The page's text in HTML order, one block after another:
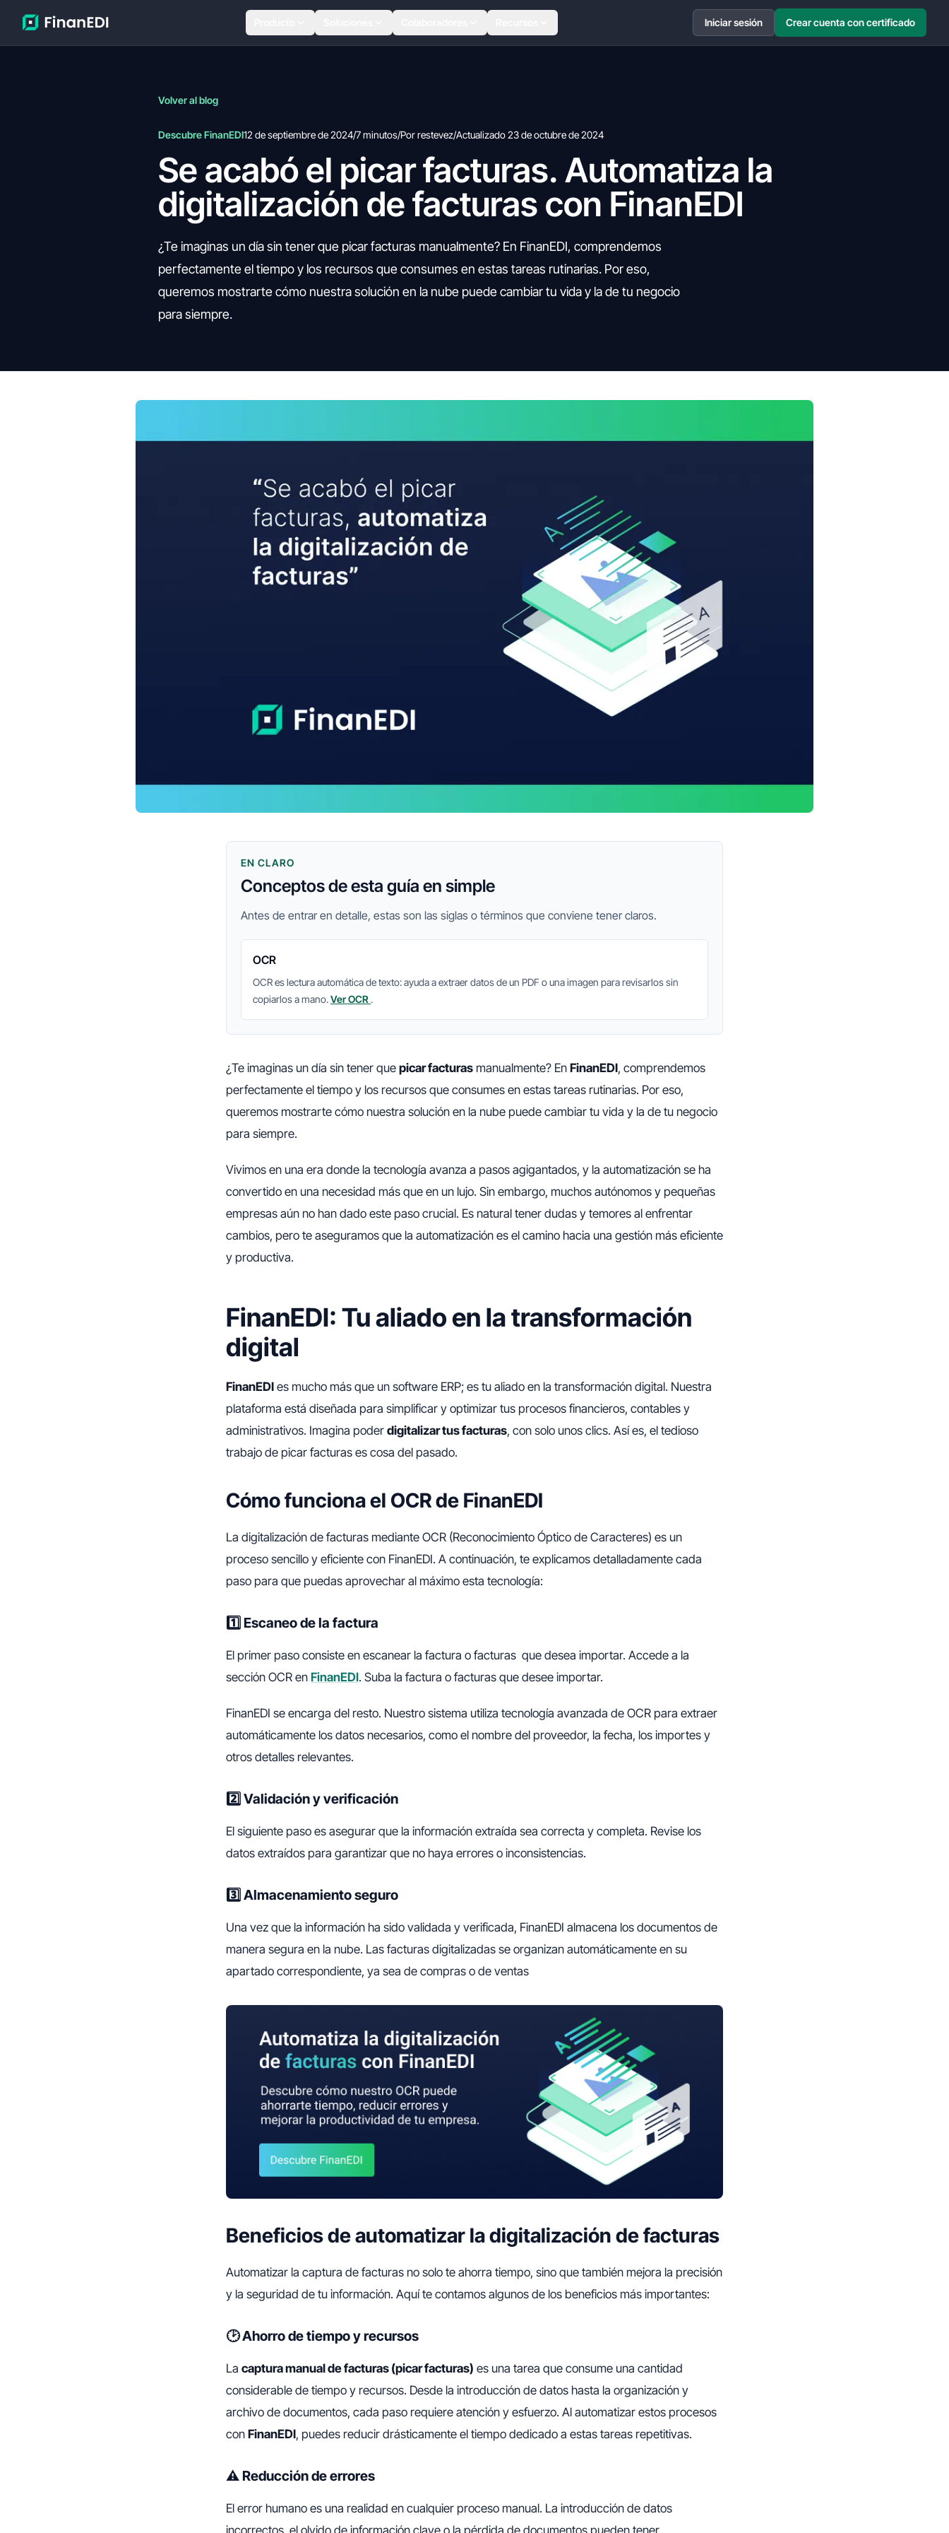
Iniciar sesión Crear cuenta con certificado
Volver al blog
Descubre FinanEDI12 de septiembre de 2024/7 minutos/Por restevez/Actualizado 23 de octubre de 2024
Se acabó el picar facturas. Automatiza la
digitalización de facturas con FinanEDI
¿Te imaginas un día sin tener que picar facturas manualmente? En FinanEDI, comprendemos
perfectamente el tiempo y los recursos que consumes en estas tareas rutinarias. Por eso,
queremos mostrarte cómo nuestra solución en la nube puede cambiar tu vida y la de tu negocio
para siempre.
EN CLARO
Conceptos de esta guía en simple
Antes de entrar en detalle, estas son las siglas o términos que conviene tener claros.
OCR
OCR es lectura automática de texto: ayuda a extraer datos de un PDF o una imagen para revisarlos sin
copiarlos a mano.Ver OCR .
¿Te imaginas un día sin tener que picar facturas manualmente? En FinanEDI, comprendemos
perfectamente el tiempo y los recursos que consumes en estas tareas rutinarias. Por eso,
queremos mostrarte cómo nuestra solución en la nube puede cambiar tu vida y la de tu negocio
para siempre.
Vivimos en una era donde la tecnología avanza a pasos agigantados, y la automatización se ha
convertido en una necesidad más que en un lujo. Sin embargo, muchos autónomos y pequeñas
empresas aún no han dado este paso crucial. Es natural tener dudas y temores al enfrentar
cambios, pero te aseguramos que la automatización es el camino hacia una gestión más eficiente
y productiva.
FinanEDI: Tu aliado en la transformación
digital
FinanEDI es mucho más que un software ERP; es tu aliado en la transformación digital. Nuestra
plataforma está diseñada para simplificar y optimizar tus procesos financieros, contables y
administrativos. Imagina poder digitalizar tus facturas, con solo unos clics. Así es, el tedioso
trabajo de picar facturas es cosa del pasado.
Cómo funciona el OCR de FinanEDI
La digitalización de facturas mediante OCR (Reconocimiento Óptico de Caracteres) es un
proceso sencillo y eficiente con FinanEDI. A continuación, te explicamos detalladamente cada
paso para que puedas aprovechar al máximo esta tecnología:
1️⃣ Escaneo de la factura
El primer paso consiste en escanear la factura o facturas que desea importar. Accede a la
sección OCR en FinanEDI. Suba la factura o facturas que desee importar.
FinanEDI se encarga del resto. Nuestro sistema utiliza tecnología avanzada de OCR para extraer
automáticamente los datos necesarios, como el nombre del proveedor, la fecha, los importes y
otros detalles relevantes.
2️⃣ Validación y verificación
El siguiente paso es asegurar que la información extraída sea correcta y completa. Revise los
datos extraídos para garantizar que no haya errores o inconsistencias.
3️⃣ Almacenamiento seguro
Una vez que la información ha sido validada y verificada, FinanEDI almacena los documentos de
manera segura en la nube. Las facturas digitalizadas se organizan automáticamente en su
apartado correspondiente, ya sea de compras o de ventas
Beneficios de automatizar la digitalización de facturas
Automatizar la captura de facturas no solo te ahorra tiempo, sino que también mejora la precisión
y la seguridad de tu información. Aquí te contamos algunos de los beneficios más importantes:
🕑 Ahorro de tiempo y recursos
La captura manual de facturas (picar facturas) es una tarea que consume una cantidad
considerable de tiempo y recursos. Desde la introducción de datos hasta la organización y
archivo de documentos, cada paso requiere atención y esfuerzo. Al automatizar estos procesos
con FinanEDI, puedes reducir drásticamente el tiempo dedicado a estas tareas repetitivas.
⚠️ Reducción de errores
El error humano es una realidad en cualquier proceso manual. La introducción de datos
incorrectos, el olvido de información clave o la pérdida de documentos pueden tener